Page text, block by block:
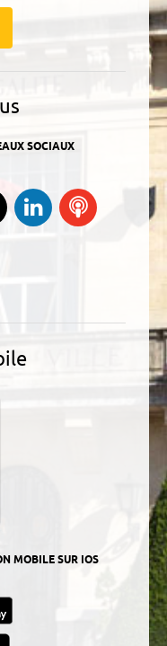
SOCIAUX
Twitter
nous sur YouTube
Suivez-nous sur
Instagram
Retrouvez-
nous sur
Ecoutez
MOBILE SUR IOS